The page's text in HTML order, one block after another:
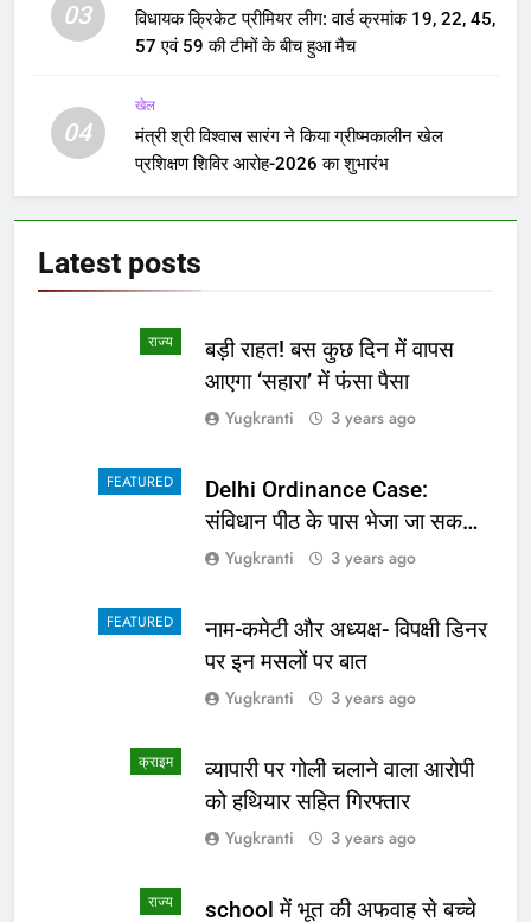
03
विधायक क्रिकेट प्रीमियर लीग: वार्ड क्रमांक 19, 22, 45,
57 एवं 59 की टीमों के बीच हुआ मैच
04
खेल
मंत्री श्री विश्वास सारंग ने किया ग्रीष्मकालीन खेल
प्रशिक्षण शिविर आरोह-2026 का शुभारंभ
Latest posts
राज्य
बड़ी राहत! बस कुछ दिन में वापस
आएगा ‘सहारा’ में फंसा पैसा
Yugkranti 3 years ago
FEATURED
Delhi Ordinance Case:
संविधान पीठ के पास भेजा जा सकता
है अध्यादेश का मामला
Yugkranti 3 years ago
FEATURED
नाम-कमेटी और अध्यक्ष- विपक्षी डिनर
पर इन मसलों पर बात
Yugkranti 3 years ago
क्राइम
व्यापारी पर गोली चलाने वाला आरोपी
को हथियार सहित गिरफ्तार
Yugkranti 3 years ago
राज्य school में भूत की अफवाह से बच्चे